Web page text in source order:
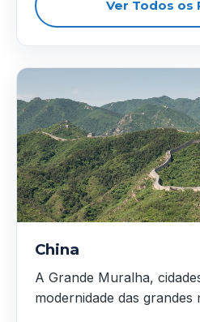
Ver Todos os
China
A Grande Muralha,
modernidade das grandes